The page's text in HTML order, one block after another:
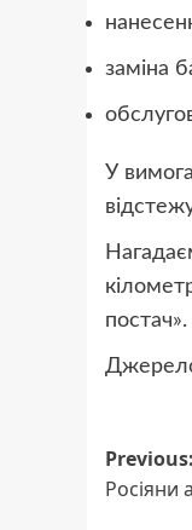
заміна
У
постач».
Post
Previous:
Росіяни